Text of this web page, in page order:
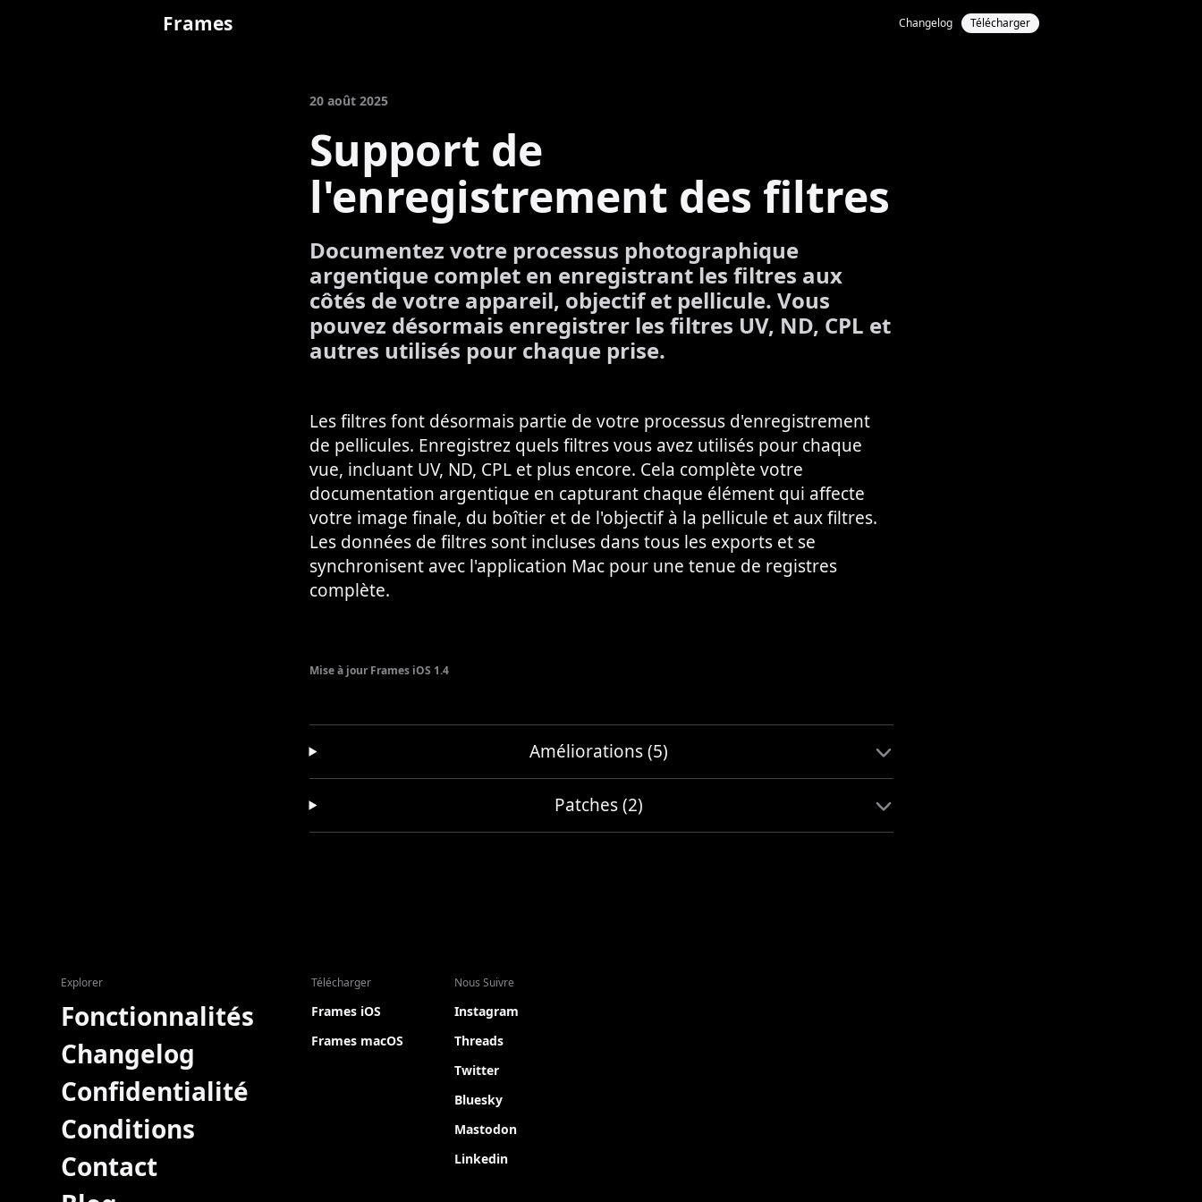
Frames Changelog Télécharger
20 août 2025
Support de
l'enregistrement des filtres
Documentez votre processus photographique
argentique complet en enregistrant les filtres aux
côtés de votre appareil, objectif et pellicule. Vous
pouvez désormais enregistrer les filtres UV, ND, CPL et
autres utilisés pour chaque prise.
Les filtres font désormais partie de votre processus d'enregistrement
de pellicules. Enregistrez quels filtres vous avez utilisés pour chaque
vue, incluant UV, ND, CPL et plus encore. Cela complète votre
documentation argentique en capturant chaque élément qui affecte
votre image finale, du boîtier et de l'objectif à la pellicule et aux filtres.
Les données de filtres sont incluses dans tous les exports et se
synchronisent avec l'application Mac pour une tenue de registres
complète.
Mise à jour Frames iOS 1.4
Améliorations (5)
Patches (2)
Explorer
Fonctionnalités
Changelog
Confidentialité
Conditions
Contact
Télécharger
Frames iOS
Frames macOS
Nous Suivre
Instagram
Threads
Twitter
Bluesky
Mastodon
Linkedin